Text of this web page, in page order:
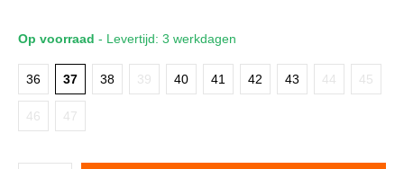
Op voorraad - Levertijd: 3 werkdagen
36 37 38 39 40 41 42 43 44 45
46 47